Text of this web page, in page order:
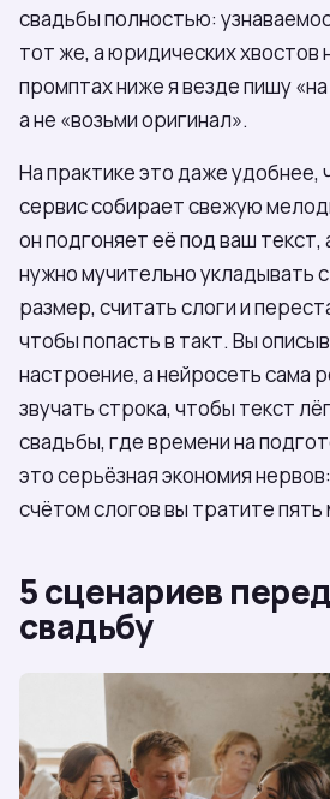
свадьбы полностью:
тот же, а юридических хвостов
промптах ниже я везде пишу
а не «возьми оригинал».
На практике это даже удобнее,
сервис собирает свежую
он подгоняет её под ваш текст,
нужно мучительно укладывать
размер, считать слоги и
чтобы попасть в такт. Вы
настроение, а нейросеть сама
звучать строка, чтобы текст
свадьбы, где времени на
это серьёзная экономия
счётом слогов вы тратите пять
5 сценариев
свадьбу